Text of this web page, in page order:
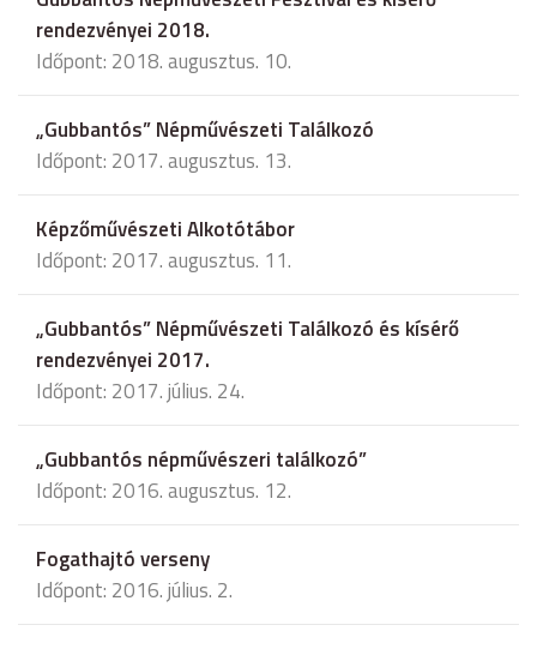
rendezvényei 2018.
Időpont: 2018. augusztus. 10.
„Gubbantós” Népművészeti Találkozó
Időpont: 2017. augusztus. 13.
Képzőművészeti Alkotótábor
Időpont: 2017. augusztus. 11.
„Gubbantós” Népművészeti Találkozó és kísérő
rendezvényei 2017.
Időpont: 2017. július. 24.
„Gubbantós népművészeri találkozó”
Időpont: 2016. augusztus. 12.
Fogathajtó verseny
Időpont: 2016. július. 2.